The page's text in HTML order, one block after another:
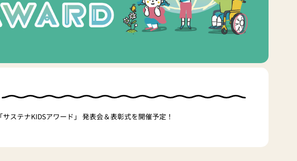
「サステナKIDSアワード」 発表会＆表彰式を開催予定！